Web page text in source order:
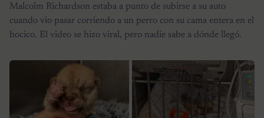
Malcolm Richardson estaba a punto de subirse a su auto
cuando vio pasar corriendo a un perro con su cama entera en el
hocico. El video se hizo viral, pero nadie sabe a dónde llegó.